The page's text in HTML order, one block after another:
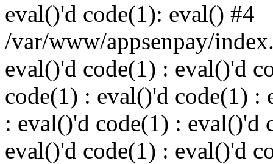
eval()'d code(1): eval() #4
/var/www/appsenpay/
eval()'d code(1) : eval()'d
code(1) : eval()'d code(1) :
: eval()'d code(1) : eval()'d
eval()'d code(1) : eval()'d